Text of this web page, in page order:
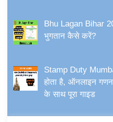
Bhu Lagan Bihar
भुगतान कैसे करें?
Stamp Duty
होता है, ऑनलाइन
के साथ पूरा